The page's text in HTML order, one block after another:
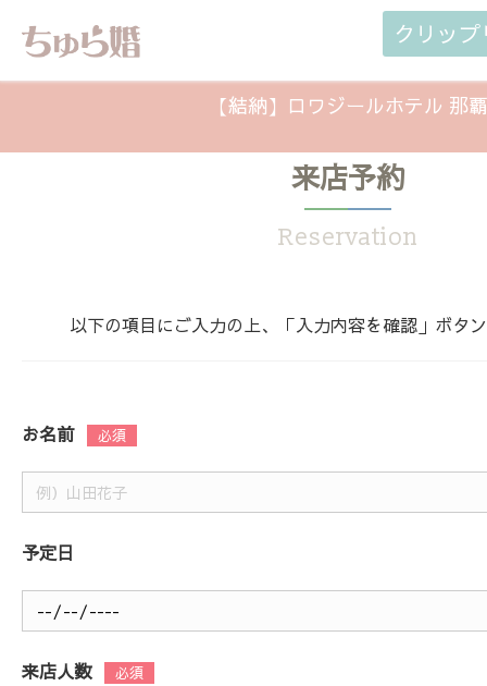
クリッ
【結納】ロワジールホテル 那覇
来店予約
Reservation
以下の項目にご入力の上、「入力内容を確認」ボタ
お名前
予定日
来店人数